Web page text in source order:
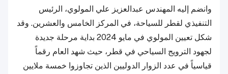
وانضم إليه المهندس عبدالعزيز علي المولوي، الرئيس
التنفيذي لقطر للسياحة، في المركز الخامس والعشرين. وقد
شكل تعيين المولوي في مايو 2024 بداية مرحلة جديدة
لجهود الترويج السياحي في قطر، حيث شهد العام رقماً
قياسياً في عدد الزوار الدوليين الذين تجاوزوا خمسة ملايين